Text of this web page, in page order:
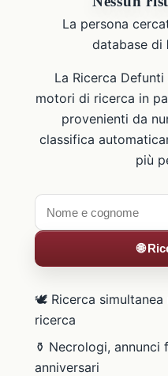
La persona
database di
La Ricerca
motori di ricerca in
provenienti da
classifica
più
🌐
🕊️ Ricerca
ricerca
⚱️ Necrologi, annunci
anniversari